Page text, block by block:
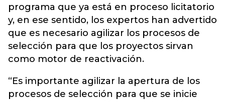
programa que ya está en proceso licitatorio
y, en ese sentido, los expertos han advertido
que es necesario agilizar los procesos de
selección para que los proyectos sirvan
como motor de reactivación.
“Es importante agilizar la apertura de los
procesos de selección para que se inicie